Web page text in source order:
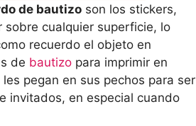
de bautizo son los stickers,
cualquier superficie, lo
recuerdo el objeto en
de bautizo para imprimir en
pegan en sus pechos para ser
invitados, en especial cuando